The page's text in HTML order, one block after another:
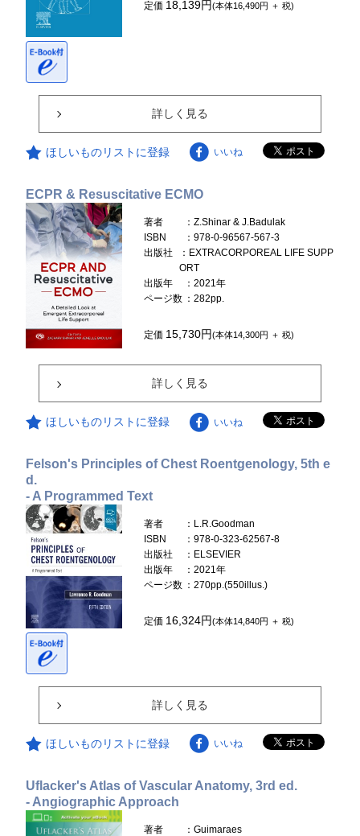
定価 18,139円(本体16,490円 ＋ 税)
詳しく見る
ほしいものリストに登録 いいね
ECPR & Resuscitative ECMO
著者
：Z.Shinar & J.Badulak
ISBN
：978-0-96567-567-3
出版社
：EXTRACORPOREAL LIFE SUPP
ORT
出版年
：2021年
ページ数 ：282pp.
定価 15,730円(本体14,300円 ＋ 税)
詳しく見る
ほしいものリストに登録 いいね
Felson's Principles of Chest Roentgenology, 5th e
d.
- A Programmed Text
著者
：L.R.Goodman
ISBN
：978-0-323-62567-8
出版社
：ELSEVIER
出版年
：2021年
ページ数 ：270pp.(550illus.)
定価 16,324円(本体14,840円 ＋ 税)
詳しく見る
ほしいものリストに登録 いいね
Uflacker's Atlas of Vascular Anatomy, 3rd ed.
- Angiographic Approach
著者
：Guimaraes